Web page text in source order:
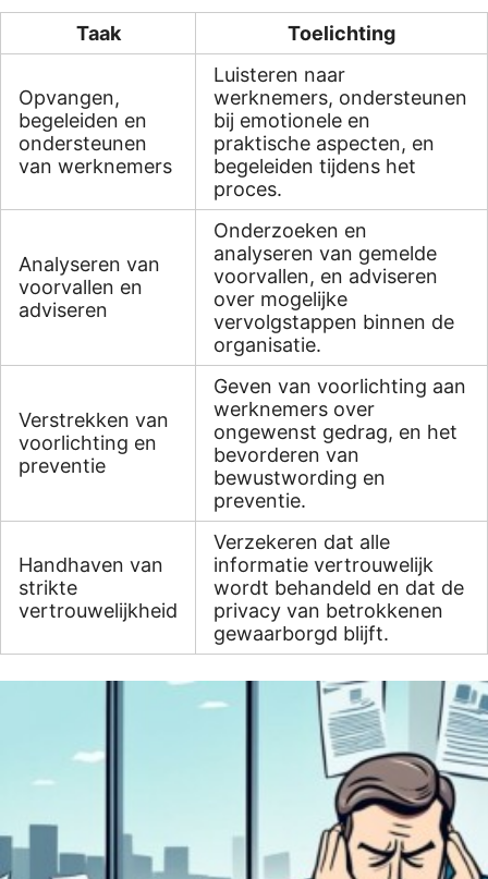
Taak Toelichting
Opvangen,
begeleiden en
ondersteunen
van werknemers
Luisteren naar
werknemers, ondersteunen
bij emotionele en
praktische aspecten, en
begeleiden tijdens het
proces.
Analyseren van
voorvallen en
adviseren
Onderzoeken en
analyseren van gemelde
voorvallen, en adviseren
over mogelijke
vervolgstappen binnen de
organisatie.
Verstrekken van
voorlichting en
preventie
Geven van voorlichting aan
werknemers over
ongewenst gedrag, en het
bevorderen van
bewustwording en
preventie.
Handhaven van
strikte
vertrouwelijkheid
Verzekeren dat alle
informatie vertrouwelijk
wordt behandeld en dat de
privacy van betrokkenen
gewaarborgd blijft.